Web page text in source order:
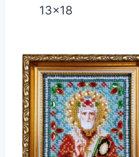
13x18